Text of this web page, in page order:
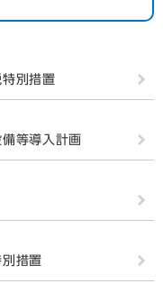
別措置
等導入計画
措置